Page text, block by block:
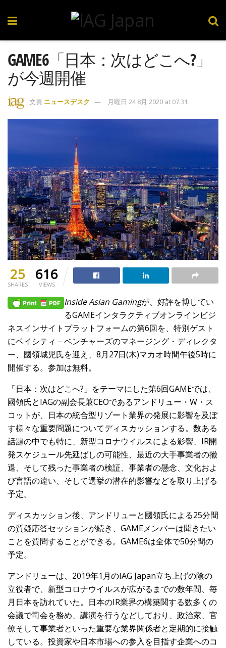
GAME6「日本：次はどこへ?」
が今週開催
文責 ニュースデスク 月曜日 24 8月 2020 at 07:31
25
SHARES
616
VIEWS
Inside Asian Gamingが、好評を博してい
るGAMEインタラクティブオンラインビジ
ネスインサイトプラットフォームの第6回を、特別ゲスト
にベイシティ－ベンチャーズのマネージング・ディレクタ
ー、國領城児氏を迎え、8月27日(木)マカオ時間午後5時に
開催する。参加は無料。
「日本：次はどこへ?」をテーマにした第6回GAMEでは、
國領氏とIAGの副会長兼CEOであるアンドリュー・W・ス
コットが、日本の統合型リゾート業界の発展に影響を及ぼ
す様々な重要問題についてディスカッションする。数ある
話題の中でも特に、新型コロナウイルスによる影響、IR開
発スケジュール先延ばしの可能性、最近の大手事業者の撤
退、そして残った事業者の検証、事業者の懸念、文化およ
び言語の違い、そして選挙の潜在的影響などを取り上げる
予定。
ディスカッション後、アンドリューと國領氏による25分間
の質疑応答セッションが続き、GAMEメンバーは聞きたい
ことを質問することができる。GAME6は全体で50分間の
予定。
アンドリューは、2019年1月のIAG Japan立ち上げの陰の
立役者で、新型コロナウイルスが広がるまでの数年間、毎
月日本を訪れていた。日本のIR業界の構築関する数多くの
会議で司会を務め、講演を行うなどしており、政治家、官
僚そして事業者といった重要な業界関係者と定期的に接触
している。投資家や日本市場への参入を目指す企業へのコ